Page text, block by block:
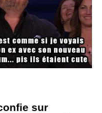
sur